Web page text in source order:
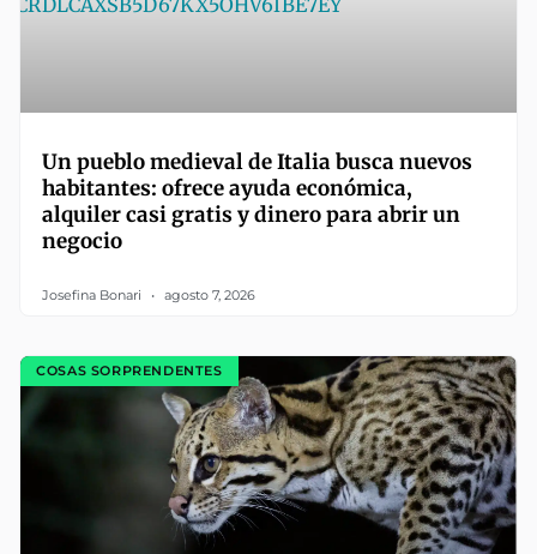
Un pueblo medieval de Italia busca nuevos
habitantes: ofrece ayuda económica,
alquiler casi gratis y dinero para abrir un
negocio
Josefina Bonari agosto 7, 2026
COSAS SORPRENDENTES